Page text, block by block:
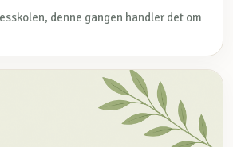
denne gangen handler det om